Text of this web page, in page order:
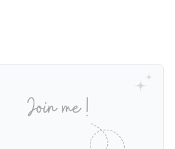
（New York Plans Tax on
而且未来扩展至纽约州所有售
房，包括郊区和北部地区的
的1%，由买方支付。纽约市的
亿美元，用于填补该市的预算